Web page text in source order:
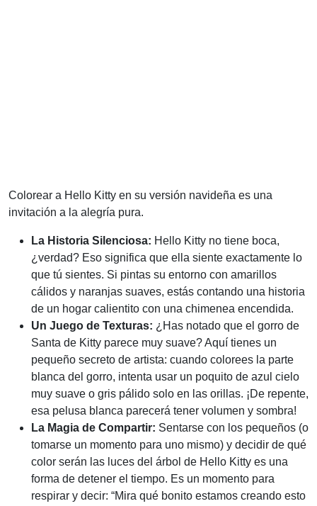
Colorear a Hello Kitty en su versión navideña es una
invitación a la alegría pura.
La Historia Silenciosa: Hello Kitty no tiene boca,
¿verdad? Eso significa que ella siente exactamente lo
que tú sientes. Si pintas su entorno con amarillos
cálidos y naranjas suaves, estás contando una historia
de un hogar calientito con una chimenea encendida.
Un Juego de Texturas: ¿Has notado que el gorro de
Santa de Kitty parece muy suave? Aquí tienes un
pequeño secreto de artista: cuando colorees la parte
blanca del gorro, intenta usar un poquito de azul cielo
muy suave o gris pálido solo en las orillas. ¡De repente,
esa pelusa blanca parecerá tener volumen y sombra!
La Magia de Compartir: Sentarse con los pequeños (o
tomarse un momento para uno mismo) y decidir de qué
color serán las luces del árbol de Hello Kitty es una
forma de detener el tiempo. Es un momento para
respirar y decir: “Mira qué bonito estamos creando esto